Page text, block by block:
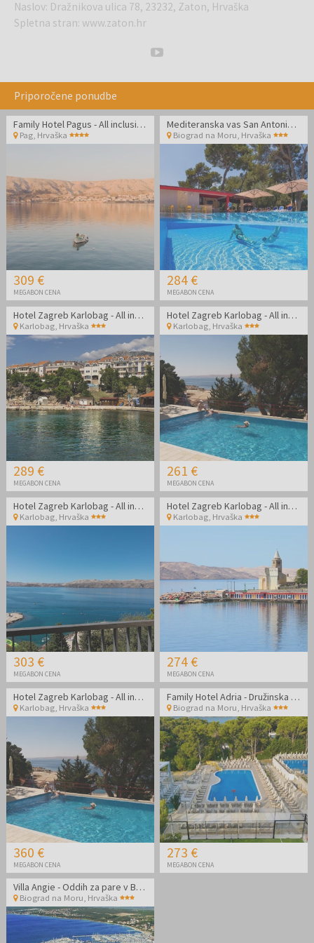
Naslov: Dražnikova ulica 78, 23232, Zaton, Hrvaška
Spletna stran: www.zaton.hr
Priporočene ponudbe
Family Hotel Pagus - All inclusive september na Pagu
Pag, Hrvaška
309 €
MEGABON CENA
Mediteranska vas San Antonio - Konec poletja v Dalmaciji
Biograd na Moru, Hrvaška
284 €
MEGABON CENA
Hotel Zagreb Karlobag - All inclusive light pozdrav poletju - Soba z balkonom
Karlobag, Hrvaška
289 €
MEGABON CENA
Hotel Zagreb Karlobag - All inclusive light pozdrav poletju
Karlobag, Hrvaška
261 €
MEGABON CENA
Hotel Zagreb Karlobag - All inclusive light poletje - Soba z balkonom
Karlobag, Hrvaška
303 €
MEGABON CENA
Hotel Zagreb Karlobag - All inclusive light poletje
Karlobag Hrvaška
274 €
MEGABON CENA
Hotel Zagreb Karlobag - All inclusive light poletje
Karlobag, Hrvaška
360 €
MEGABON CENA
Family Hotel Adria - Družinska all inclusive jesen v Dalmaciji
Biograd na Moru Hrvaška
273 €
MEGABON CENA
Villa Angie - Oddih za pare v Biogradu na Moru
Biograd na Moru, Hrvaška